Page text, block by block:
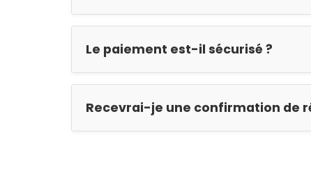
Le paiement est-il sécurisé ?
Recevrai-je une confirmation de